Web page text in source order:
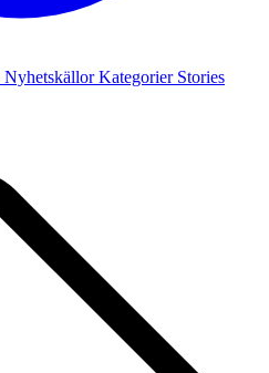
NyhetskällorKategorier Stories